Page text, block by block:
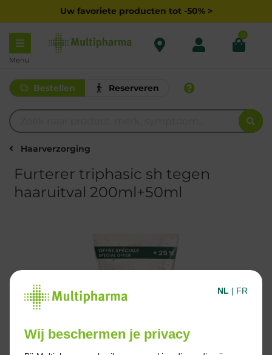
Uw favoriete producten tot -50% >
Menu
0
Bestellen Reserveren
Haarverzorging
Furterer triphasic sh tegen
haaruitval 200ml+50ml
NL | FR
Wij beschermen je privacy